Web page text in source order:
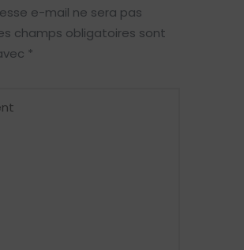
e-mail ne sera pas
champs obligatoires sont
*